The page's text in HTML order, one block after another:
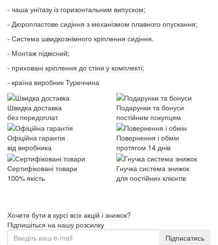
- чаша унітазу із горизонтальним випуском;
- Дюропластове сидіння з механізмом плавного опускання;
- Система швидкознімного кріплення сидіння.
- Монтаж підвісний;
- приховані кріплення до стіни у комплекті;
- країна виробник Туреччина
Швидка доставка
без передоплат
Подарунки та бонуси
постійним покупцям
Офіційна гарантія
від виробника
Повернення і обмін
протягом 14 днів
Сертифіковані товари
100% якість
Гнучка система знижок
для постійних клієнтів
Хочете бути в курсі всіх акцій і знижок?
Підпишіться на нашу розсилку
Підписатись